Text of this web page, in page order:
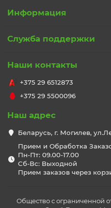
Информация
Служба поддержки
Наши контакты
+375 29 6512873
+375 29 5500096
Наш адрес
Беларусь, г. Могилев,
Прием и Обработка
Пн-Пт: 09.00-17.00
Сб-Вс: Выходной
Прием заказов через
Общество с ограниченной